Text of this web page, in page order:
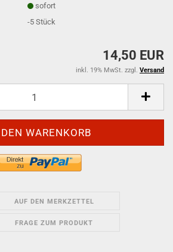
sofort
-5Stück
14,50 EUR
inkl. 19% MwSt. zzgl. Versand
AUF DEN MERKZETTEL
FRAGE ZUM PRODUKT